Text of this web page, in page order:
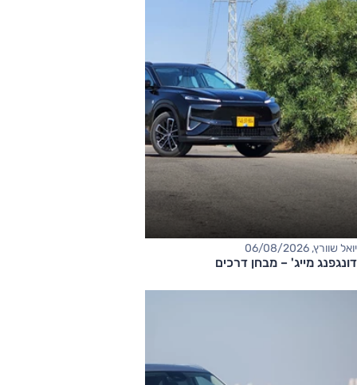
יואל שוורץ, 06/08/2026
דונגפנג מייג' – מבחן דרכים